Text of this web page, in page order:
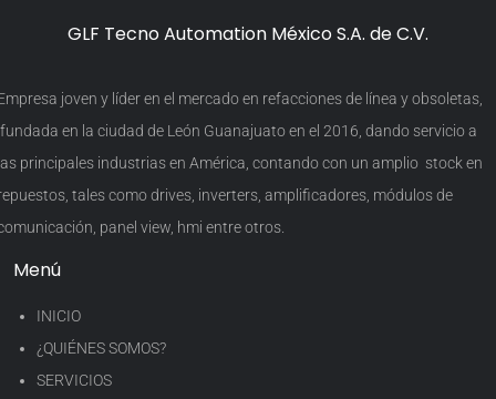
GLF Tecno Automation México S.A. de C.V.
joven y líder en el mercado en refacciones de línea y obsoletas,
en la ciudad de León Guanajuato en el 2016, dando servicio a
principales industrias en América, contando con un amplio stock en
tales como drives, inverters, amplificadores, módulos de
panel view, hmi entre otros.
Menú
INICIO
¿QUIÉNES SOMOS?
SERVICIOS